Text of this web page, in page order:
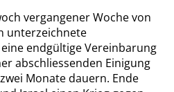
vergangener Woche von
unterzeichnete
endgültige Vereinbarung
abschliessenden Einigung
Monate dauern. Ende